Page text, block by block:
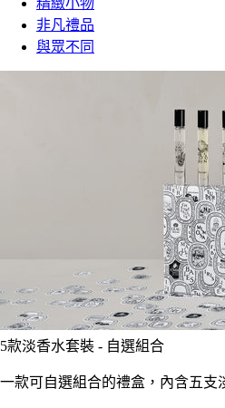
精緻小物
非凡禮品
與眾不同
5款淡香水套裝 - 自選組合
一款可自選組合的禮盒，內含五支